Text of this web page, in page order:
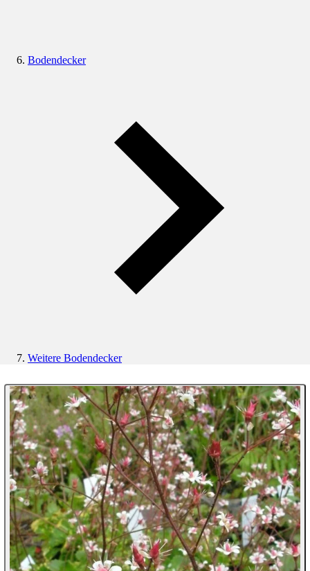
Bodendecker
Weitere Bodendecker